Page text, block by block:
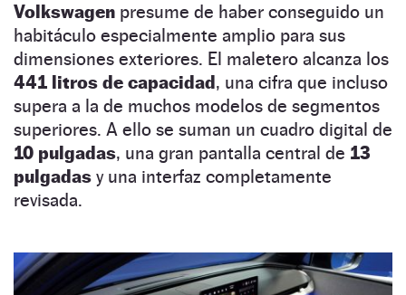
Volkswagen presume de haber conseguido un
habitáculo especialmente amplio para sus
dimensiones exteriores. El maletero alcanza los
441 litros de capacidad, una cifra que incluso
supera a la de muchos modelos de segmentos
superiores. A ello se suman un cuadro digital de
10 pulgadas, una gran pantalla central de 13
pulgadas y una interfaz completamente
revisada.